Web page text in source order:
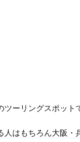
ツーリングスポット
人はもちろん大阪・